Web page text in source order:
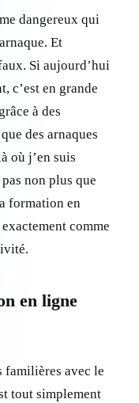
dangereux qui
Et
Si aujourd’hui
c’est en grande
à des
des arnaques
où j’en suis
non plus que
formation en
comme
en ligne
familières avec le
tout simplement